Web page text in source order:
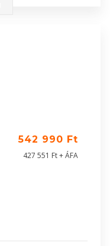
542 990 Ft
427 551 Ft + ÁFA